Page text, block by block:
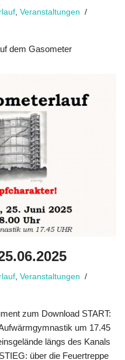
Veranstaltungen
dem Gasometer
, Veranstaltungen
zum Download START:
um 17.45
längs des Kanals
über die Feuertreppe